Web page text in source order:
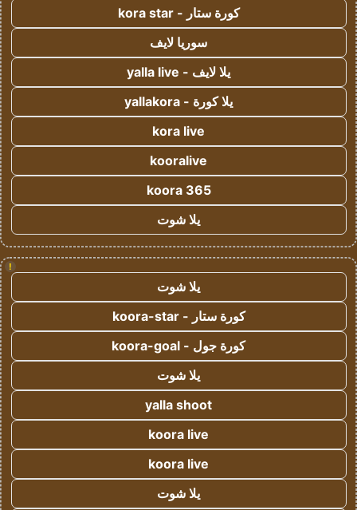
كورة ستار - kora star
سوريا لايف
يلا لايف - yalla live
يلا كورة - yallakora
kora live
kooralive
koora 365
يلا شوت
!
يلا شوت
كورة ستار - koora-star
كورة جول - koora-goal
يلا شوت
yalla shoot
koora live
koora live
يلا شوت